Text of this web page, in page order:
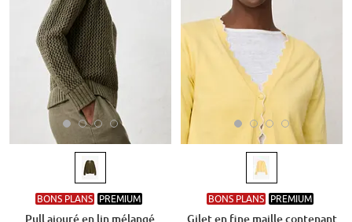
BONS PLANS PREMIUM
Pull ajouré en lin mélangé
BONS PLANS PREMIUM
Gilet en fine maille contenant